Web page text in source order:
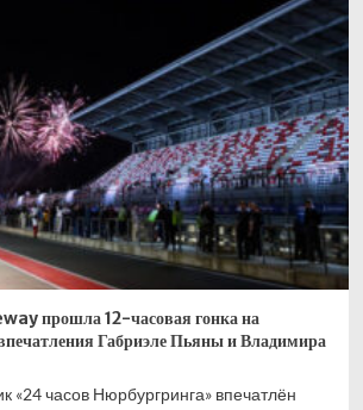
прошла 12-часовая гонка на
Габриэле Пьяны и Владимира
«24 часов Нюрбургринга» впечатлён